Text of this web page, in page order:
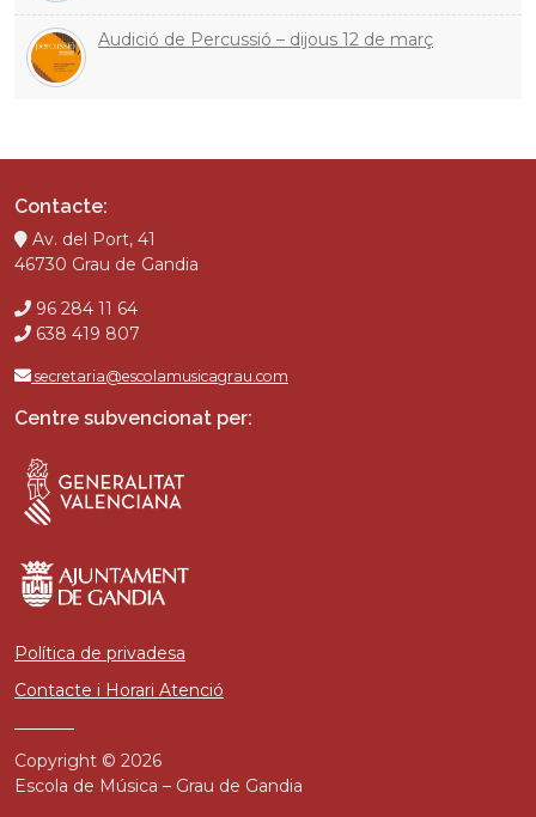
Audició de Percussió – dijous 12 de març
Contacte:
Av. del Port, 41
46730 Grau de Gandia
96 284 11 64
638 419 807
secretaria@escolamusicagrau.com
Centre subvencionat per:
Política de privadesa
Contacte i Horari Atenció
Copyright © 2026
Escola de Música – Grau de Gandia